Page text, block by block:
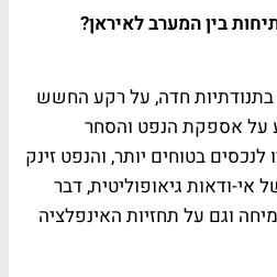
בין המערב לאיראן?
בתנודתיות חדה, על רקע החשש
אספקת הנפט והסחר
בטוחים יותר, והנפט זינק
אי-ודאות גיאופוליטית, דבר
וגם על תחזיות האינפלציה